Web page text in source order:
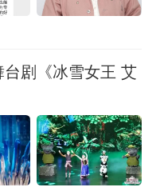
台剧《冰雪女王 艾